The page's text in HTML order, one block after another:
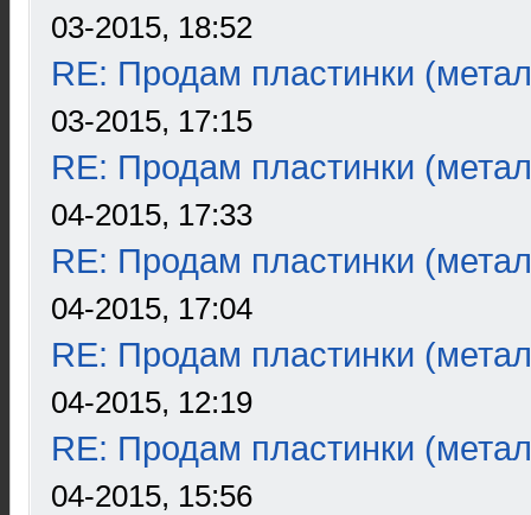
03-2015, 18:52
RE: Продам пластинки
03-2015, 17:15
RE: Продам пластинки
04-2015, 17:33
RE: Продам пластинки
04-2015, 17:04
RE: Продам пластинки
04-2015, 12:19
RE: Продам пластинки
04-2015, 15:56